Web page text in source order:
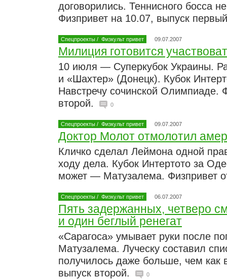
договорились. Теннисного босса
Физпривет на 10.07, выпуск
Спецпроекты / Физкульт привет 09.07.2007
Милиция готовится
10 июля — Суперкубок Украины.
и «Шахтер» (Донецк). Кубок
Навстречу сочинской Олимпиаде.
второй.
0
Спецпроекты / Физкульт привет 09.07.2007
Доктор Молот отмолотил
Кличко сделал Леймона одной
ходу дела. Кубок Интертото за
может — Матузалема. Физпривет
Спецпроекты / Физкульт привет 06.07.2007
Пять задержанных, четверо
и один беглый ренегат
«Сарагоса» умывает руки после
Матузалема. Луческу составил
получилось даже больше, чем как
выпуск второй.
0